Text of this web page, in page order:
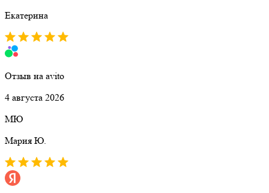
Екатерина
Отзыв на avito
4 августа 2026
МЮ
Мария Ю.